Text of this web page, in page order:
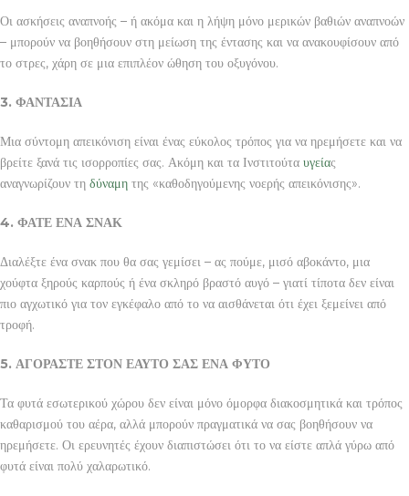
Οι ασκήσεις αναπνοής – ή ακόμα και η λήψη μόνο μερικών βαθιών αναπνοών
– μπορούν να βοηθήσουν στη μείωση της έντασης και να ανακουφίσουν από
το στρες, χάρη σε μια επιπλέον ώθηση του οξυγόνου.
3. ΦΑΝΤΑΣΙΑ
Μια σύντομη απεικόνιση είναι ένας εύκολος τρόπος για να ηρεμήσετε και να
βρείτε ξανά τις ισορροπίες σας. Ακόμη και τα Ινστιτούτα υγείας
αναγνωρίζουν τη δύναμη της «καθοδηγούμενης νοερής απεικόνισης».
4. ΦΑΤΕ ΕΝΑ ΣΝΑΚ
Διαλέξτε ένα σνακ που θα σας γεμίσει – ας πούμε, μισό αβοκάντο, μια
χούφτα ξηρούς καρπούς ή ένα σκληρό βραστό αυγό – γιατί τίποτα δεν είναι
πιο αγχωτικό για τον εγκέφαλο από το να αισθάνεται ότι έχει ξεμείνει από
τροφή.
5. ΑΓΟΡΑΣΤΕ ΣΤΟΝ ΕΑΥΤΟ ΣΑΣ ΕΝΑ ΦΥΤΟ
Τα φυτά εσωτερικού χώρου δεν είναι μόνο όμορφα διακοσμητικά και τρόπος
καθαρισμού του αέρα, αλλά μπορούν πραγματικά να σας βοηθήσουν να
ηρεμήσετε. Οι ερευνητές έχουν διαπιστώσει ότι το να είστε απλά γύρω από
φυτά είναι πολύ χαλαρωτικό.